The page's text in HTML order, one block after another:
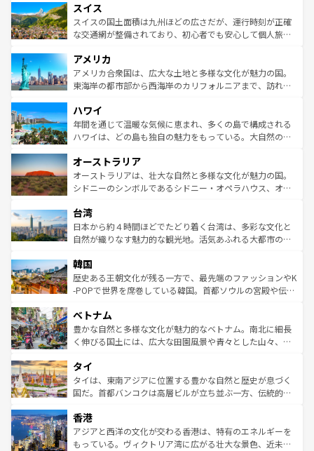
れる地方に足を運ぶとそれぞれで全く異なる文化を体験で
きるだろう。 なお、新着のフランス情報はコンテンツ一覧
を参照してほしい。
は、お酒好きな人にはぜひ体験してほしい。 なお、新着の
ドイツ情報はコンテンツ一覧を参照してほしい。
リアごとに異なる魅力がある。また、優雅なアフタヌーン
ティー、ビール好きにはたまらない英国パブ、サッカー観
戦など、本場だからこそできる体験も豊富。イギリスを旅
ンツ一覧を参照してほしい。
スイス
スイスの国土面積は九州ほどの広さだが、運行時刻が正確
な交通網が整備されており、初心者でも安心して個人旅行
の建物がそのまま残る町や、スイスならではのユニークな
博物館もあり、アルプス観光だけでなく町歩きも満喫する
ことができる。国民の所得が高いため物価も高いが、旅行
ば市内交通費無料で観光を楽しむこともできる。 なお、新
着のスイス情報はコンテンツ一覧 を参照してほしい。
アメリカ
アメリカ合衆国は、広大な土地と多様な文化が魅力の国。
東海岸の都市部から西海岸のカリフォルニアまで、訪れる
のような巨大都市は、観光、ショッピング、エンターテイ
ンメントが詰まった刺激的なスポットだ。一方、アメリカ
西部には大自然が広がり、グランドキャニオンやイエロー
部のニューオーリンズでは、音楽と美食が融合した独特の
文化が魅力。旅行者はアメリカの各地域で異なる魅力を楽
しみながら、その多様性と豊かな歴史を感じることができ
ならではの贅沢な旅のスタイルだ。 なお、新着のアメリカ
情報はコンテンツ一覧を参照してほしい。
ハワイ
年間を通じて温暖な気候に恵まれ、多くの島で構成される
ハワイは、どの島も独自の魅力をもっている。大自然の神
ワイ島は見逃せない。また、定番の観光地といえばオアフ
島だが、静かな自然を求めるならマウイ島やカウアイ島が
おすすめ。エメラルドグリーンに輝く海をはじめ、豊かな
れるおもてなしの心で訪れる人々を迎えてくれるハワイの
人々、おいしいローカルフードやハワイアンミュージッ
ク、伝統的なフラダンスなど、すべてがハワイの魅力を彩
ワイを、存分に味わってほしい。 なお、新着のハワイ情報
はコンテンツ一覧を参照してほしい。
オーストラリア
オーストラリアは、壮大な自然と多様な文化が魅力の国。
シドニーのシンボルであるシドニー・オペラハウス、オー
リアリーフや大陸中央部にそびえるウルル（エアーズロッ
ク）、タスマニアの美しい原生林やケアンズの熱帯雨林な
ど、見どころがたくさん。また、カフェやワイン、オージ
いる。アクティビティも充実しており、サーフィンやダイ
ビング、ハイキングなど、アウトドア好きにはたまらな
い。オーストラリアの多彩な魅力を存分に味わいつくそ
参照してほしい。
台湾
日本から約４時間ほどでたどり着く台湾は、多彩な文化と
自然が織りなす魅力的な観光地。活気あふれる大都市の台
ン）、静ひつな山岳地帯である台湾東部など、都市の喧騒
と山間の静けさが共存しており、訪れる人に新しい発見と
驚きをもたらしてくれる。また、奥深い台湾の食文化も魅
容にもいいと評判のスイーツなど、バラエティ豊かな料理
が味わえる。 なお、新着の台湾情報は コンテンツ一覧を参
照してほしい。
韓国
歴史ある王朝文化が残る一方で、最先端のファッションやK
-POPで世界を席巻している韓国。首都ソウルの宮殿や伝統
き、地方に足を延ばせば四季折々の自然美を楽しむことが
できる。そして、キムチや焼肉、絶品のストリートフード
まで、さまざまな韓国料理が待っている。夜には、韓国な
リティに包まれながら、韓国の多彩な魅力を心ゆくまで味
わってみてほしい。 なお、新着の韓国情報はコンテンツ一
覧を参照してほしい。
ベトナム
豊かな自然と多様な文化が魅力的なベトナム。南北に細長
く伸びる国土には、広大な田園風景や青々とした山々、世
急速な発展と共に伝統が息づく。ハノイの古い町並みやホ
ーチミン市のフランス統治時代の建物も、独特の雰囲気を
醸し出している。また、バラエティの豊かさとおいしさで
とつ。フォーやバインミー、ベトナムコーヒーなどは、ぜ
ひ現地で味わいたい。どの地域を訪れてもあたたかい人々
が旅行者を迎えてくれるので、きっと忘れられない旅にな
タイ
タイは、東南アジアに位置する豊かな自然と歴史が息づく
国だ。首都バンコクは高層ビルが立ち並ぶ一方、伝統的な
の活気が交差している。北部ではチェンマイなどの山岳地
帯で自然と触れ合い、南部ではプーケットやクラビの美し
いビーチでリゾート気分を楽しむことができる。タイ料理
香港
アジアと西洋の文化が交わる香港は、特有のエネルギーを
もっている。ヴィクトリア湾に広がる壮大な景色、近未来